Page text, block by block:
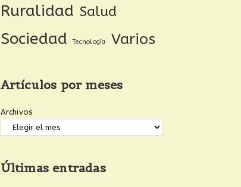
Ruralidad Salud
Sociedad Tecnología Varios
Artículos por meses
Archivos
Últimas entradas